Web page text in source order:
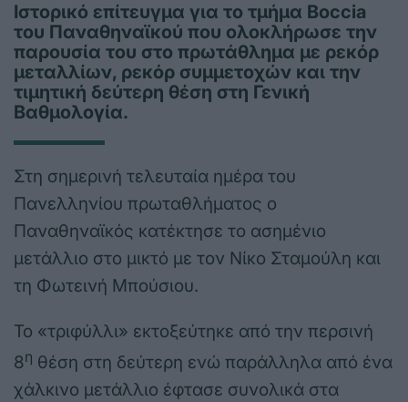
Ιστορικό επίτευγμα για το τμήμα Boccia
του Παναθηναϊκού που ολοκλήρωσε την
παρουσία του στο πρωτάθλημα με ρεκόρ
μεταλλίων, ρεκόρ συμμετοχών και την
τιμητική δεύτερη θέση στη Γενική
Βαθμολογία.
Στη σημερινή τελευταία ημέρα του
Πανελληνίου πρωταθλήματος ο
Παναθηναϊκός κατέκτησε το ασημένιο
μετάλλιο στο μικτό με τον Νίκο Σταμούλη και
τη Φωτεινή Μπούσιου.
Το «τριφύλλι» εκτοξεύτηκε από την περσινή
8η θέση στη δεύτερη ενώ παράλληλα από ένα
χάλκινο μετάλλιο έφτασε συνολικά στα